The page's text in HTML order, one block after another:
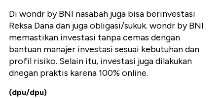
Di wondr by BNI nasabah juga bisa berinvestasi
Reksa Dana dan juga obligasi/sukuk. wondr by BNI
memastikan investasi tanpa cemas dengan
bantuan manajer investasi sesuai kebutuhan dan
profil risiko. Selain itu, investasi juga dilakukan
dnegan praktis karena 100% online.
(dpu/dpu)